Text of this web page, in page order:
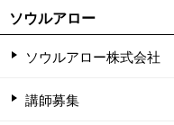
ソウルアロー
ソウルアロー株式会社
講師募集